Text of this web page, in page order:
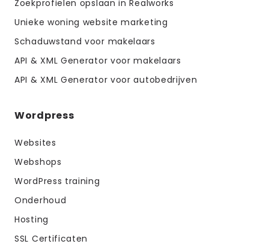
Zoekprofielen opslaan in Realworks
Unieke woning website marketing
Schaduwstand voor makelaars
API & XML Generator voor makelaars
API & XML Generator voor autobedrijven
Wordpress
Websites
Webshops
WordPress training
Onderhoud
Hosting
SSL Certificaten